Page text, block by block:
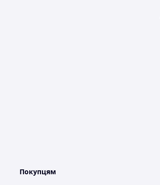
Покупцям